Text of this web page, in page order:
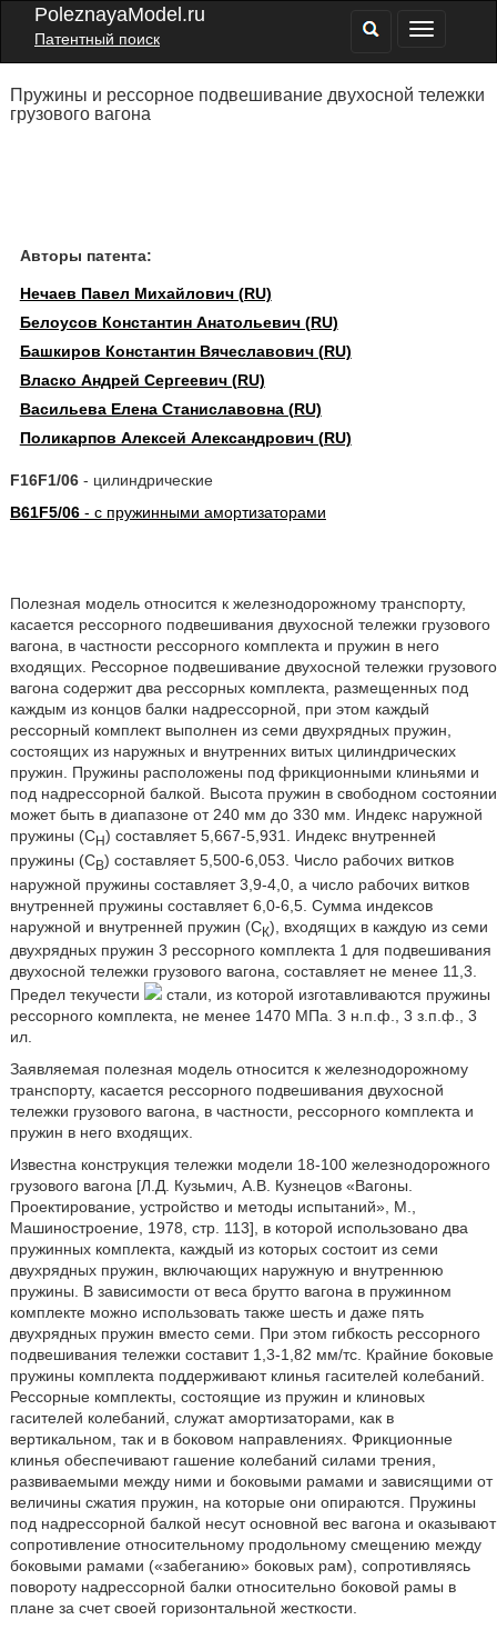
PoleznayaModel.ru
Патентный поиск
Пружины и рессорное подвешивание двухосной тележки
грузового вагона
Авторы патента:
Нечаев Павел Михайлович (RU)
Белоусов Константин Анатольевич (RU)
Башкиров Константин Вячеславович (RU)
Власко Андрей Сергеевич (RU)
Васильева Елена Станиславовна (RU)
Поликарпов Алексей Александрович (RU)
F16F1/06- цилиндрические
B61F5/06- с пружинными амортизаторами
Полезная модель относится к железнодорожному транспорту,
касается рессорного подвешивания двухосной тележки грузового
вагона, в частности рессорного комплекта и пружин в него
входящих. Рессорное подвешивание двухосной тележки грузового
вагона содержит два рессорных комплекта, размещенных под
каждым из концов балки надрессорной, при этом каждый
рессорный комплект выполнен из семи двухрядных пружин,
состоящих из наружных и внутренних витых цилиндрических
пружин. Пружины расположены под фрикционными клиньями и
под надрессорной балкой. Высота пружин в свободном состоянии
может быть в диапазоне от 240 мм до 330 мм. Индекс наружной
пружины (CН) составляет 5,667-5,931. Индекс внутренней
пружины (CВ) составляет 5,500-6,053. Число рабочих витков
наружной пружины составляет 3,9-4,0, а число рабочих витков
внутренней пружины составляет 6,0-6,5. Сумма индексов
наружной и внутренней пружин (CК), входящих в каждую из семи
двухрядных пружин 3 рессорного комплекта 1 для подвешивания
двухосной тележки грузового вагона, составляет не менее 11,3.
Предел текучести
стали, из которой изготавливаются пружины
рессорного комплекта, не менее 1470 МПа. 3 н.п.ф., 3 з.п.ф., 3
ил.
Заявляемая полезная модель относится к железнодорожному
транспорту, касается рессорного подвешивания двухосной
тележки грузового вагона, в частности, рессорного комплекта и
пружин в него входящих.
Известна конструкция тележки модели 18-100 железнодорожного
грузового вагона [Л.Д. Кузьмич, А.В. Кузнецов «Вагоны.
Проектирование, устройство и методы испытаний», М.,
Машиностроение, 1978, стр. 113], в которой использовано два
пружинных комплекта, каждый из которых состоит из семи
двухрядных пружин, включающих наружную и внутреннюю
пружины. В зависимости от веса брутто вагона в пружинном
комплекте можно использовать также шесть и даже пять
двухрядных пружин вместо семи. При этом гибкость рессорного
подвешивания тележки составит 1,3-1,82 мм/тс. Крайние боковые
пружины комплекта поддерживают клинья гасителей колебаний.
Рессорные комплекты, состоящие из пружин и клиновых
гасителей колебаний, служат амортизаторами, как в
вертикальном, так и в боковом направлениях. Фрикционные
клинья обеспечивают гашение колебаний силами трения,
развиваемыми между ними и боковыми рамами и зависящими от
величины сжатия пружин, на которые они опираются. Пружины
под надрессорной балкой несут основной вес вагона и оказывают
сопротивление относительному продольному смещению между
боковыми рамами («забеганию» боковых рам), сопротивляясь
повороту надрессорной балки относительно боковой рамы в
плане за счет своей горизонтальной жесткости.